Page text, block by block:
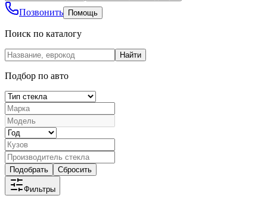
Позвонить Помощь
Поиск по каталогу
Найти
Подбор по авто
Подобрать Сбросить
Фильтры